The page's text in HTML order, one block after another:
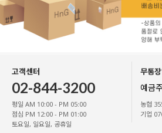
고객센터
02-844-3200
평일 AM 10:00 - PM 05:00
점심 PM 12:00 - PM 01:00
토요일, 일요일, 공휴일
무통
예금
농협
기업